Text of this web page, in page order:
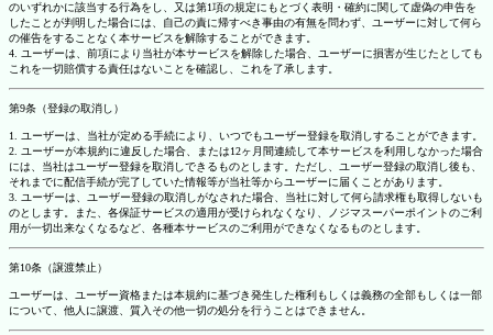
のいずれかに該当する行為をし、又は第1項の規定にもとづく表明・確約に関して虚偽の申告を
したことが判明した場合には、自己の責に帰すべき事由の有無を問わず、ユーザーに対して何ら
の催告をすることなく本サービスを解除することができます。
4. ユーザーは、前項により当社が本サービスを解除した場合、ユーザーに損害が生じたとしても
これを一切賠償する責任はないことを確認し、これを了承します。
第9条（登録の取消し）
1. ユーザーは、当社が定める手続により、いつでもユーザー登録を取消しすることができます。
2. ユーザーが本規約に違反した場合、または12ヶ月間連続して本サービスを利用しなかった場合
には、当社はユーザー登録を取消しできるものとします。ただし、ユーザー登録の取消し後も、
それまでに配信手続が完了していた情報等が当社等からユーザーに届くことがあります。
3. ユーザーは、ユーザー登録の取消しがなされた場合、当社に対して何ら請求権も取得しないも
のとします。また、各保証サービスの適用が受けられなくなり、ノジマスーパーポイントのご利
用が一切出来なくなるなど、各種本サービスのご利用ができなくなるものとします。
第10条（譲渡禁止）
ユーザーは、ユーザー資格または本規約に基づき発生した権利もしくは義務の全部もしくは一部
について、他人に譲渡、質入その他一切の処分を行うことはできません。